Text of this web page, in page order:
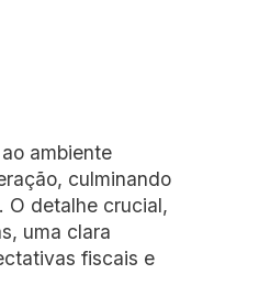
ambiente
culminando
O detalhe crucial,
uma clara
fiscais e